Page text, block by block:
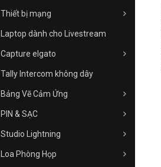
Thiết bị mạng
Laptop dành cho Livestream
Capture elgato
Tally Intercom không dây
Bảng Vẽ Cảm Ứng
PIN & SẠC
Studio Lightning
Loa Phòng Họp